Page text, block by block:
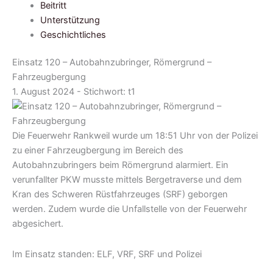
Beitritt
Unterstützung
Geschichtliches
Einsatz 120 – Autobahnzubringer, Römergrund –
Fahrzeugbergung
1. August 2024 - Stichwort: t1
Die Feuerwehr Rankweil wurde um 18:51 Uhr von der Polizei
zu einer Fahrzeugbergung im Bereich des
Autobahnzubringers beim Römergrund alarmiert. Ein
verunfallter PKW musste mittels Bergetraverse und dem
Kran des Schweren Rüstfahrzeuges (SRF) geborgen
werden. Zudem wurde die Unfallstelle von der Feuerwehr
abgesichert.
Im Einsatz standen: ELF, VRF, SRF und Polizei